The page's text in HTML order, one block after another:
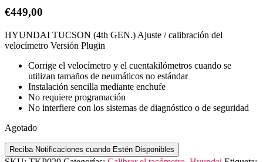
€449,00
HYUNDAI TUCSON (4th GEN.) Ajuste / calibración del
velocímetro Versión Plugin
Corrige el velocímetro y el cuentakilómetros cuando se
utilizan tamaños de neumáticos no estándar
Instalación sencilla mediante enchufe
No requiere programación
No interfiere con los sistemas de diagnóstico o de seguridad
Agotado
Reciba Notificaciones cuando Estén Disponibles